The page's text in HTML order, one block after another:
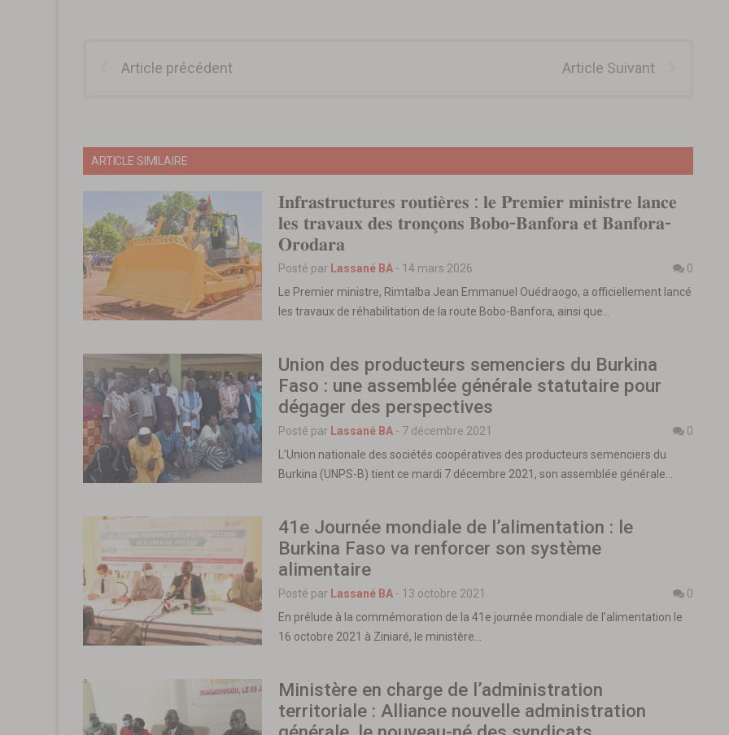
Article précédent Article Suivant
ARTICLE SIMILAIRE
𝐈𝐧𝐟𝐫𝐚𝐬𝐭𝐫𝐮𝐜𝐭𝐮𝐫𝐞𝐬 𝐫𝐨𝐮𝐭𝐢𝐞̀𝐫𝐞𝐬 : 𝐥𝐞 𝐏𝐫𝐞𝐦𝐢𝐞𝐫 𝐦𝐢𝐧𝐢𝐬𝐭𝐫𝐞 𝐥𝐚𝐧𝐜𝐞
𝐥𝐞𝐬 𝐭𝐫𝐚𝐯𝐚𝐮𝐱 𝐝𝐞𝐬 𝐭𝐫𝐨𝐧𝐜̧𝐨𝐧𝐬 𝐁𝐨𝐛𝐨-𝐁𝐚𝐧𝐟𝐨𝐫𝐚 𝐞𝐭 𝐁𝐚𝐧𝐟𝐨𝐫𝐚-
𝐎𝐫𝐨𝐝𝐚𝐫𝐚
Posté par Lassané BA - 14 mars 2026
0
Le Premier ministre, Rimtalba Jean Emmanuel Ouédraogo, a officiellement lancé
les travaux de réhabilitation de la route Bobo-Banfora, ainsi que…
Union des producteurs semenciers du Burkina
Faso : une assemblée générale statutaire pour
dégager des perspectives
Posté par Lassané BA - 7 décembre 2021
0
L’Union nationale des sociétés coopératives des producteurs semenciers du
Burkina (UNPS-B) tient ce mardi 7 décembre 2021, son assemblée générale…
41e Journée mondiale de l’alimentation : le
Burkina Faso va renforcer son système
alimentaire
Posté par Lassané BA - 13 octobre 2021
0
En prélude à la commémoration de la 41e journée mondiale de l’alimentation le
16 octobre 2021 à Ziniaré, le ministère…
Ministère en charge de l’administration
territoriale : Alliance nouvelle administration